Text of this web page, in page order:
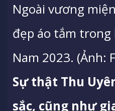
Ngoài vương
đẹp áo tắm
Nam 2023. (Ảnh:
Sự thật Thu
sắc, cũng như